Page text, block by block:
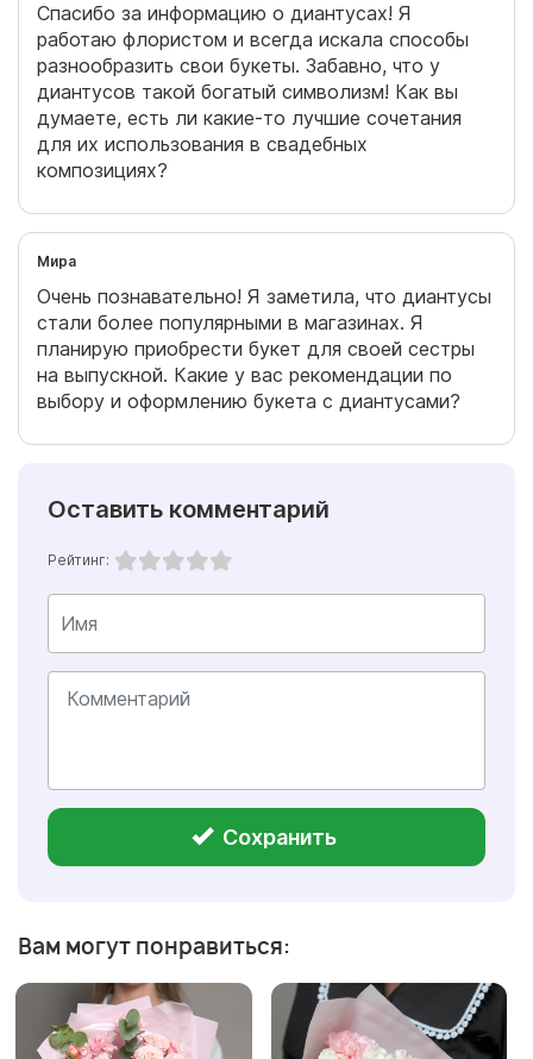
Спасибо за информацию о диантусах! Я
работаю флористом и всегда искала способы
разнообразить свои букеты. Забавно, что у
диантусов такой богатый символизм! Как вы
думаете, есть ли какие-то лучшие сочетания
для их использования в свадебных
композициях?
Мира
Очень познавательно! Я заметила, что диантусы
стали более популярными в магазинах. Я
планирую приобрести букет для своей сестры
на выпускной. Какие у вас рекомендации по
выбору и оформлению букета с диантусами?
Оставить комментарий
Рейтинг:
Сохранить
Вам могут понравиться: